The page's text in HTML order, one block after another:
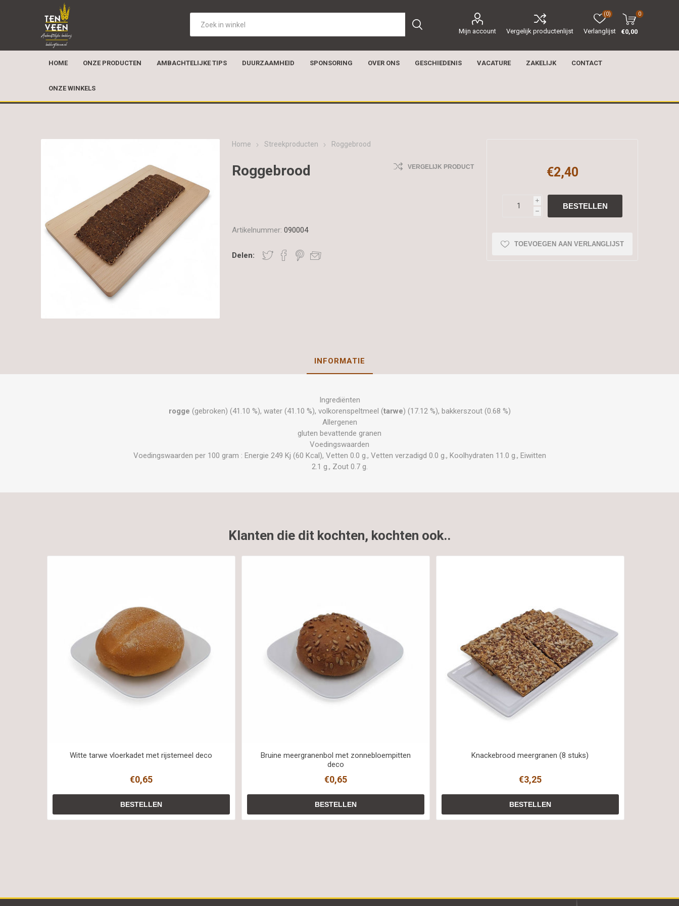
Mijn account Vergelijk productenlijst Verlanglijst
(0) 0
€0,00
HOME ONZE PRODUCTEN AMBACHTELIJKE TIPS DUURZAAMHEID SPONSORING OVER ONS GESCHIEDENIS VACATURE ZAKELIJK CONTACT
ONZE WINKELS
Home Streekproducten Roggebrood
Roggebrood VERGELIJK PRODUCT
Artikelnummer: 090004
Delen:
€2,40
i
h
TOEVOEGEN AAN VERLANGLIJST
INFORMATIE
Ingrediënten
rogge (gebroken) (41.10 %), water (41.10 %), volkorenspeltmeel (tarwe) (17.12 %), bakkerszout (0.68 %)
Allergenen
gluten bevattende granen
Voedingswaarden
Voedingswaarden per 100 gram : Energie 249 Kj (60 Kcal), Vetten 0.0 g., Vetten verzadigd 0.0 g., Koolhydraten 11.0 g., Eiwitten
2.1 g., Zout 0.7 g.
Klanten die dit kochten, kochten ook..
Witte tarwe vloerkadet met rijstemeel deco
€0,65
Bruine meergranenbol met zonnebloempitten
deco
€0,65
Knackebrood meergranen (8 stuks)
€3,25